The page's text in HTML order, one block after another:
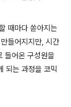
때마다 쏟아지는
들어지지만, 시간
들어온 구성원을
되는 과정을 코믹